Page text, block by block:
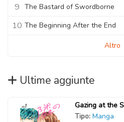
9 The Bastard of Swordborne
10 The Beginning After the End
Altro
Ultime aggiunte
Gazing at the
Tipo: Manga